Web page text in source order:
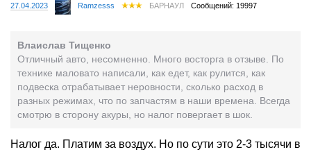
27.04.2023 Ramzesss БАРНАУЛ Сообщений: 19997
Влаислав Тищенко
Отличный авто, несомненно. Много восторга в отзыве. По
технике маловато написали, как едет, как рулится, как
подвеска отрабатывает неровности, сколько расход в
разных режимах, что по запчастям в наши времена. Всегда
смотрю в сторону акуры, но налог повергает в шок.
Налог да. Платим за воздух. Но по сути это 2-3 тысячи в